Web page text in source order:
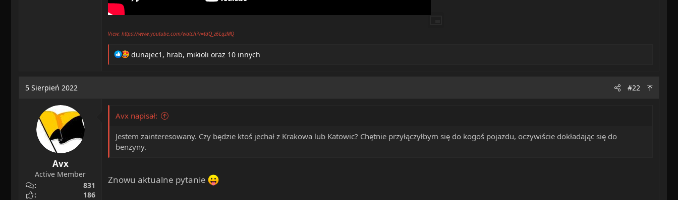
View: https://www.youtube.com/watch?v=tdQ_z6LgzMQ
R
n
:
dunajec1 , hrab, mikioli oraz 10 innych
5 Sierpień 2022 #22
Avx
Active Member
831
186
Avx napisał:
Jestem zainteresowany. Czy będzie ktoś jechał z Krakowa lub Katowic? Chętnie przyłączyłbym się do kogoś pojazdu, oczywiście dokładając się do
benzyny.
Znowu aktualne pytanie